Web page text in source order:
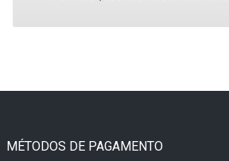
MÉTODOS DE PAGAMENTO